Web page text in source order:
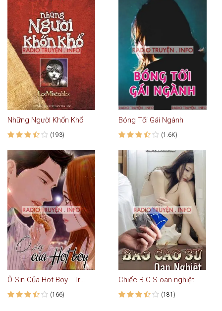
Những Người Khốn Khổ
(193)
Bóng Tối Gái Ngành
(1.6K)
Ô Sin Của Hot Boy - Truyện Ngôn Tình
(166)
Chiếc B C S oan nghiệt
(181)